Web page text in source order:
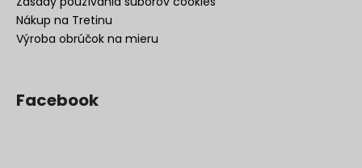
Nákup na Tretinu
Výroba obrúčok na mieru
Facebook